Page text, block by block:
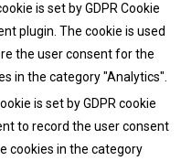
is set by GDPR Cookie
plugin. The cookie is used
the user consent for the
in the category "Analytics".
is set by GDPR cookie
to record the user consent
cookies in the category